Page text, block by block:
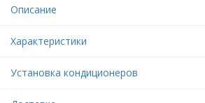
Описание
Характеристики
Установка кондиционеров